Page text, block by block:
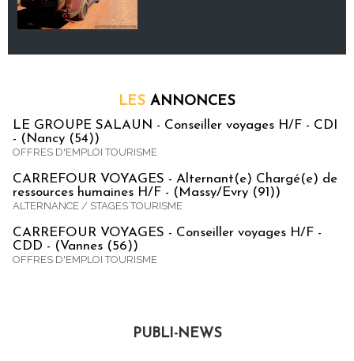
LES ANNONCES
LE GROUPE SALAUN - Conseiller voyages H/F - CDI
- (Nancy (54))
OFFRES D'EMPLOI TOURISME
CARREFOUR VOYAGES - Alternant(e) Chargé(e) de
ressources humaines H/F - (Massy/Evry (91))
ALTERNANCE / STAGES TOURISME
CARREFOUR VOYAGES - Conseiller voyages H/F -
CDD - (Vannes (56))
OFFRES D'EMPLOI TOURISME
PUBLI-NEWS